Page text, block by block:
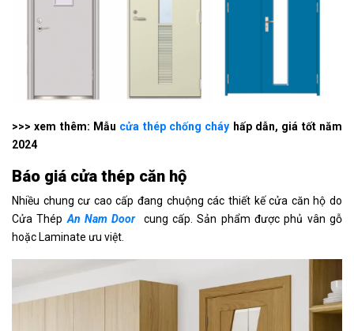
>>> xem thêm: Mẫu cửa thép chống cháy hấp dẫn, giá tốt năm
2024
Báo giá cửa thép căn hộ
Nhiều chung cư cao cấp đang chuộng các thiết kế cửa căn hộ do
Cửa Thép An Nam Door
cung cấp. Sản phẩm được phủ vân gỗ
hoặc Laminate ưu việt.